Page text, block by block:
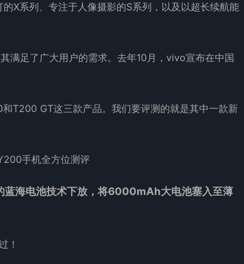
X系列、专注于人像摄影的S系列，以及以超长续航能
满足了广大用户的需求。去年10月，vivo宣布在中国
T200 GT这三款产品。我们要评测的就是其中一款新
海电池技术下放，将6000mAh大电池塞入至薄
！